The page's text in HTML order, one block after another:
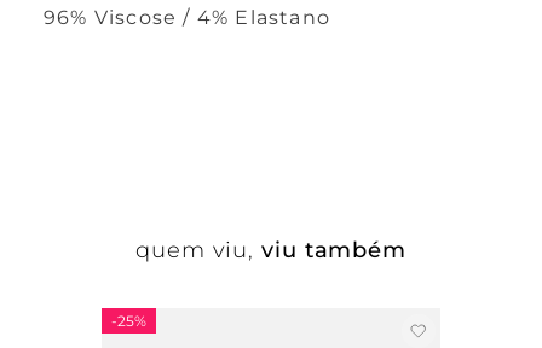
96% Viscose / 4% Elastano
quem viu, viu também
-25%